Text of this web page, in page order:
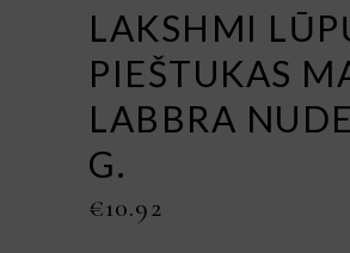
LAKSHMI
PIEŠTUKAS
LABBRA
G.
€10.92